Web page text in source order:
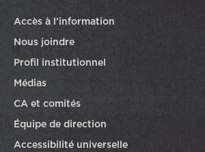
Accès à l’information
Nous joindre
Profil institutionnel
Médias
CA et comités
Équipe de direction
Accessibilité universelle